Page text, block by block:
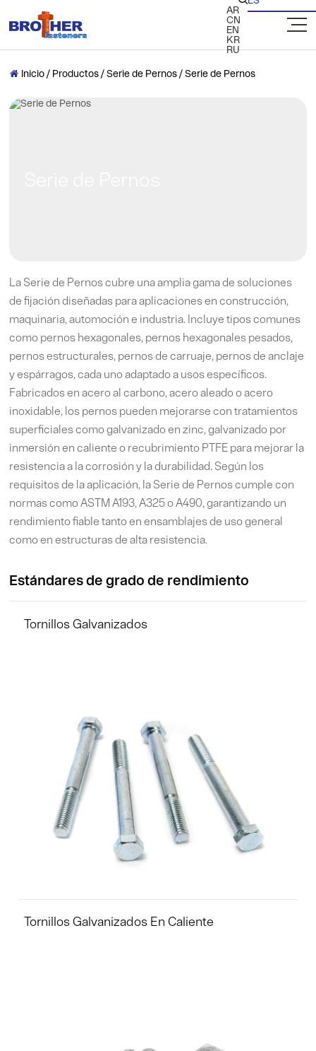
AR
CN
EN
KR
RU
 Inicio/ Productos / Serie de Pernos / Serie de Pernos
La Serie de Pernos cubre una amplia gama de soluciones
de fijación diseñadas para aplicaciones en construcción,
maquinaria, automoción e industria. Incluye tipos comunes
como pernos hexagonales, pernos hexagonales pesados,
pernos estructurales, pernos de carruaje, pernos de anclaje
y espárragos, cada uno adaptado a usos específicos.
Fabricados en acero al carbono, acero aleado o acero
inoxidable, los pernos pueden mejorarse con tratamientos
superficiales como galvanizado en zinc, galvanizado por
inmersión en caliente o recubrimiento PTFE para mejorar la
resistencia a la corrosión y la durabilidad. Según los
requisitos de la aplicación, la Serie de Pernos cumple con
normas como ASTM A193, A325 o A490, garantizando un
rendimiento fiable tanto en ensamblajes de uso general
como en estructuras de alta resistencia.
Estándares de grado de rendimiento
Tornillos Galvanizados
Tornillos Galvanizados En Caliente